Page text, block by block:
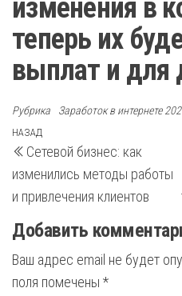
изменения в
теперь их
выплат и для
Рубрика Заработок в интернете
Навигация
по
записям
Предыдущая
запись
НАЗАД
Сетевой бизнес: как
изменились методы работы
и привлечения клиентов
Добавить
Ваш адрес email не будет
поля помечены *